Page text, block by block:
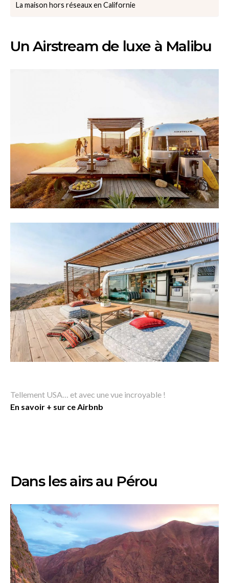
La maison hors réseaux en Californie
Un Airstream de luxe à Malibu
Tellement USA… et avec une vue incroyable !
En savoir + sur ce Airbnb
Dans les airs au Pérou